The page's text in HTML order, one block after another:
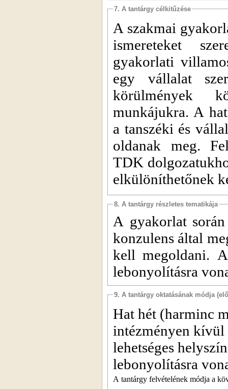
7. A tantárgy célkitűzése
A szakmai
ismereteket
gyakorlati
egy vállalat
körülmények
munkájukra. A
a tanszéki és
oldanak meg.
TDK
elkülöníthetőnek
8. A tantárgy részletes tematikája
A gyakorlat
konzulens által
kell megoldani.
lebonyolításra
9. A tantárgy oktatásának módja
Hat hét (harminc
intézményen
lehetséges
lebonyolításra
A tantárgy felvételének módja a